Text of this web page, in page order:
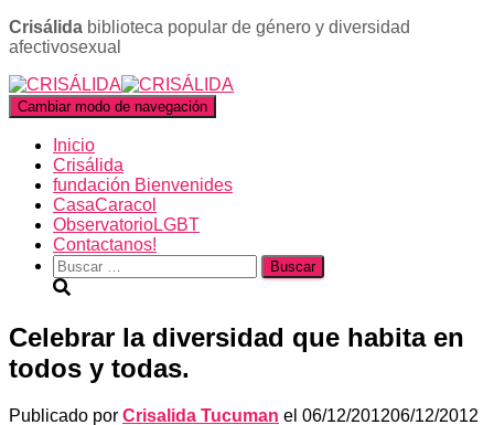
Crisálida biblioteca popular de género y diversidad
afectivosexual
Cambiar modo de navegación
Inicio
Crisálida
fundación Bienvenides
CasaCaracol
ObservatorioLGBT
Contactanos!
Buscar:
Celebrar la diversidad que habita en
todos y todas.
Publicado por Crisalida Tucuman el 06/12/201206/12/2012